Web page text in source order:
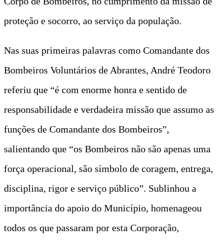
proteção e socorro, ao serviço da população.
Nas suas primeiras palavras como Comandante dos
Bombeiros Voluntários de Abrantes, André Teodoro
referiu que “é com enorme honra e sentido de
responsabilidade e verdadeira missão que assumo as
funções de Comandante dos Bombeiros”,
salientando que “os Bombeiros não são apenas uma
força operacional, são símbolo de coragem, entrega,
disciplina, rigor e serviço público”. Sublinhou a
importância do apoio do Município, homenageou
todos os que passaram por esta Corporação,